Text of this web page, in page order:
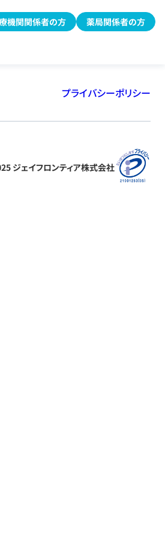
機関関係者の方 薬局関係者の方
プライバシーポリシー
ジェイフロンティア株式会社